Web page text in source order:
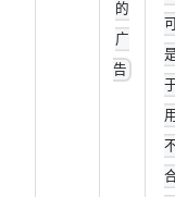
的
广
告